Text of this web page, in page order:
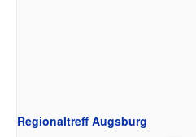
Regionaltreff Augsburg